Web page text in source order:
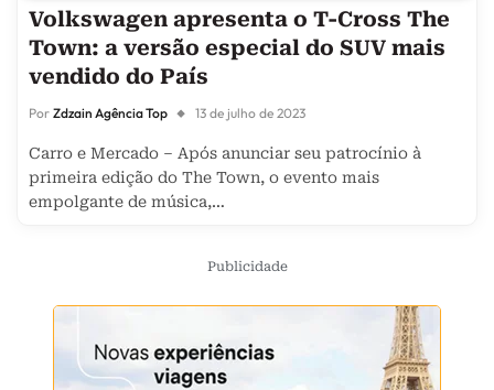
Volkswagen apresenta o T-Cross The
Town: a versão especial do SUV mais
vendido do País
Por Zdzain Agência Top 13 de julho de 2023
Carro e Mercado – Após anunciar seu patrocínio à
primeira edição do The Town, o evento mais
empolgante de música,…
Publicidade